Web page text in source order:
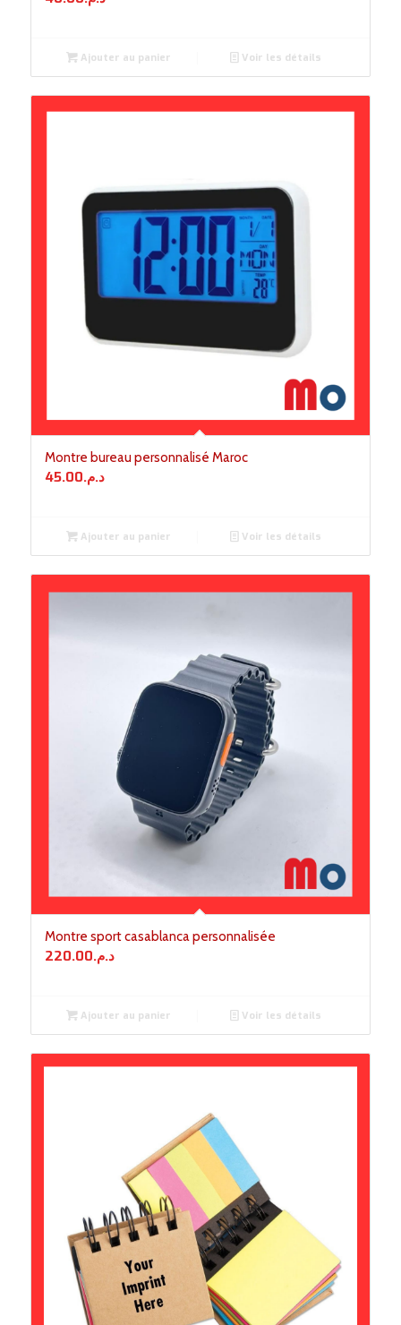
Ajouter au panier Voir les détails
Montre bureau personnalisé Maroc
د.م.45.00
Ajouter au panier Voir les détails
Montre sport casablanca personnalisée
د.م.220.00
Ajouter au panier Voir les détails